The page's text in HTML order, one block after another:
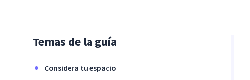
Temas de la guía
Considera tu espacio